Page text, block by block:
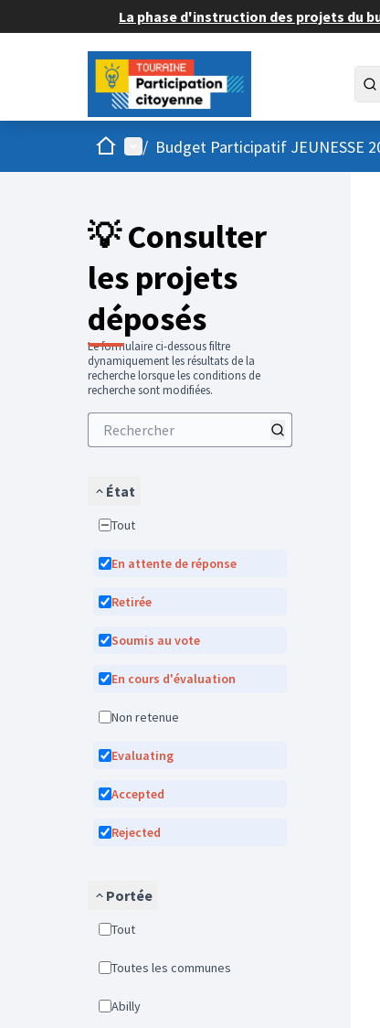
La phase d'instruction des projets du
AccueilMenu principal
/ Budget Participatif JEUNESSE
💡 Consulter
les projets
déposés
Le formulaire ci-dessous filtre
dynamiquement les résultats de la
recherche lorsque les conditions de
recherche sont modifiées.
État
Tout
En attente de réponse
Retirée
Soumis au vote
En cours d'évaluation
Non retenue
Evaluating
Accepted
Rejected
Portée
Tout
Toutes les communes
Abilly